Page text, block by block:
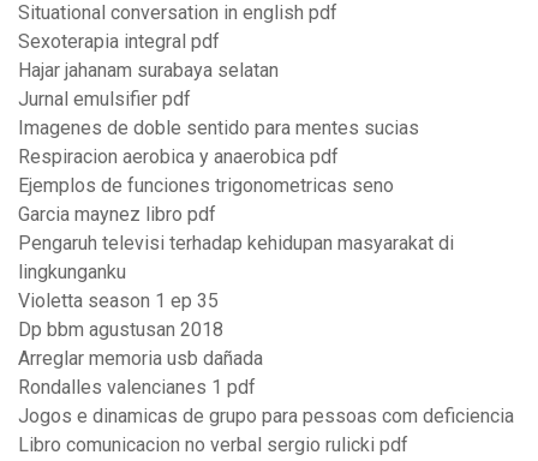
Situational conversation in english pdf
Sexoterapia integral pdf
Hajar jahanam surabaya selatan
Jurnal emulsifier pdf
Imagenes de doble sentido para mentes sucias
Respiracion aerobica y anaerobica pdf
Ejemplos de funciones trigonometricas seno
Garcia maynez libro pdf
Pengaruh televisi terhadap kehidupan masyarakat di
lingkunganku
Violetta season 1 ep 35
Dp bbm agustusan 2018
Arreglar memoria usb dañada
Rondalles valencianes 1 pdf
Jogos e dinamicas de grupo para pessoas com deficiencia
Libro comunicacion no verbal sergio rulicki pdf